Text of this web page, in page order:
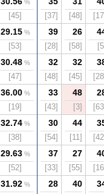
%
[45] [37] [48]
29.15%
[53]
39
[28]
26
[58]
30.48%
[47]
32
[48]
32
[45]
36.00%
[19]
33
[43]
48
[3]
32.74%
[38]
30
[54]
44
[11]
29.63%
[52]
37
[33]
27
[55]
31.92% 28 40